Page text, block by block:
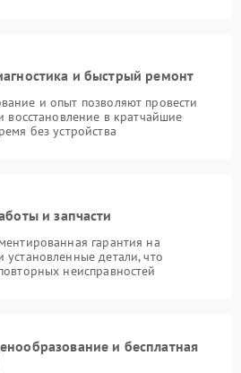
и быстрый ремонт
и опыт позволяют провести
восстановление в кратчайшие
без устройства
и запчасти
гарантия на
детали, что
неисправностей
и бесплатная